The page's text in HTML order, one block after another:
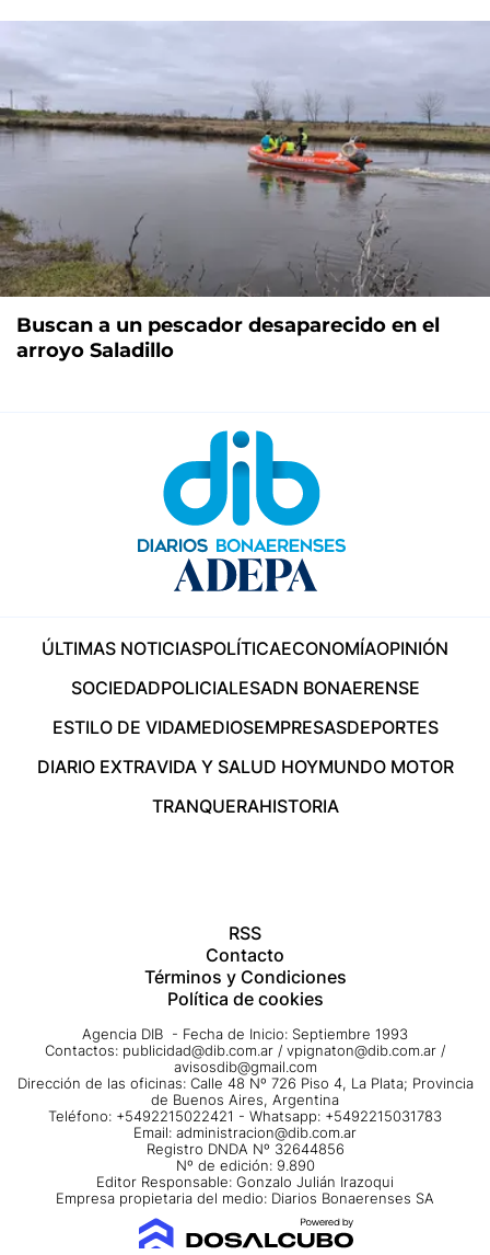
Buscan a un pescador desaparecido en el
arroyo Saladillo
ÚLTIMAS NOTICIASPOLÍTICAECONOMÍAOPINIÓN
SOCIEDADPOLICIALESADN BONAERENSE
ESTILO DE VIDAMEDIOSEMPRESASDEPORTES
DIARIO EXTRAVIDA Y SALUD HOYMUNDO MOTOR
TRANQUERAHISTORIA
RSS
Contacto
Términos y Condiciones
Política de cookies
Agencia DIB - Fecha de Inicio: Septiembre 1993
Contactos: publicidad@dib.com.ar / vpignaton@dib.com.ar /
avisosdib@gmail.com
Dirección de las oficinas: Calle 48 Nº 726 Piso 4, La Plata; Provincia
de Buenos Aires, Argentina
Teléfono: +5492215022421 - Whatsapp: +5492215031783
Email: administracion@dib.com.ar
Registro DNDA Nº 32644856
Nº de edición: 9.890
Editor Responsable: Gonzalo Julián Irazoqui
Empresa propietaria del medio: Diarios Bonaerenses SA